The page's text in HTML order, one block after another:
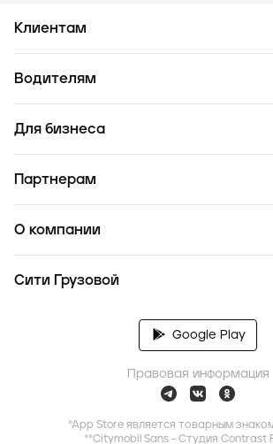
Клиентам
Водителям
Для бизнеса
Партнерам
О компании
Сити Грузовой
Google Play
Правовая информация
*App Store является товарным
**Citymobil Sans - Студия Contrast